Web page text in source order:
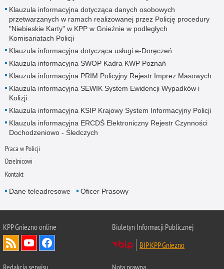
Klauzula informacyjna dotycząca danych osobowych
przetwarzanych w ramach realizowanej przez Policję procedury
"Niebieskie Karty" w KPP w Gnieźnie w podległych
Komisariatach Policji
Klauzula informacyjna dotycząca usługi e-Doręczeń
Klauzula informacyjna SWOP Kadra KWP Poznań
Klauzula informacyjna PRIM Policyjny Rejestr Imprez Masowych
Klauzula informacyjna SEWIK System Ewidencji Wypadków i
Kolizji
Klauzula informacyjna KSIP Krajowy System Informacyjny Policji
Klauzula informacyjna ERCDŚ Elektroniczny Rejestr Czynności
Dochodzeniowo - Śledczych
Praca w Policji
Dzielnicowi
Kontakt
Dane teleadresowe Oficer Prasowy
KPP Gniezno online
Biuletyn Informacji Publicznej
BIP KPP Gniezno